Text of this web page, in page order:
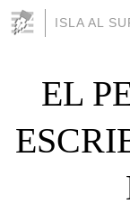
ISLA AL
EL